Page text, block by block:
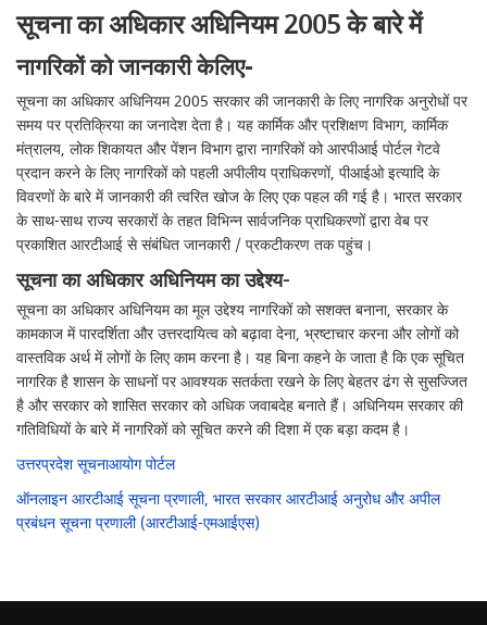
सूचना का अधिकार अधिनियम 2005 के बारे में
नागरिकों को जानकारी केलिए-
सूचना का अधिकार अधिनियम 2005 सरकार की जानकारी के लिए नागरिक अनुरोधों पर
समय पर प्रतिक्रिया का जनादेश देता है। यह कार्मिक और प्रशिक्षण विभाग, कार्मिक
मंत्रालय, लोक शिकायत और पेंशन विभाग द्वारा नागरिकों को आरपीआई पोर्टल गेटवे
प्रदान करने के लिए नागरिकों को पहली अपीलीय प्राधिकरणों, पीआईओ इत्यादि के
विवरणों के बारे में जानकारी की त्वरित खोज के लिए एक पहल की गई है। भारत सरकार
के साथ-साथ राज्य सरकारों के तहत विभिन्न सार्वजनिक प्राधिकरणों द्वारा वेब पर
प्रकाशित आरटीआई से संबंधित जानकारी / प्रकटीकरण तक पहुंच।
सूचना का अधिकार अधिनियम का उद्देश्य-
सूचना का अधिकार अधिनियम का मूल उद्देश्य नागरिकों को सशक्त बनाना, सरकार के
कामकाज में पारदर्शिता और उत्तरदायित्व को बढ़ावा देना, भ्रष्टाचार करना और लोगों को
वास्तविक अर्थ में लोगों के लिए काम करना है। यह बिना कहने के जाता है कि एक सूचित
नागरिक है शासन के साधनों पर आवश्यक सतर्कता रखने के लिए बेहतर ढंग से सुसज्जित
है और सरकार को शासित सरकार को अधिक जवाबदेह बनाते हैं। अधिनियम सरकार की
गतिविधियों के बारे में नागरिकों को सूचित करने की दिशा में एक बड़ा कदम है।
उत्तरप्रदेश सूचनाआयोग पोर्टल
ऑनलाइन आरटीआई सूचना प्रणाली, भारत सरकार आरटीआई अनुरोध और अपील
प्रबंधन सूचना प्रणाली (आरटीआई-एमआईएस)